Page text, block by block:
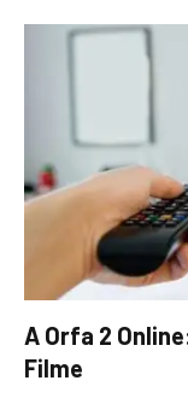
A Orfa 2
Filme